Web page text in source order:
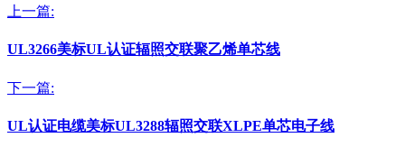
上一篇:
UL3266美标UL认证辐照交联聚乙烯单芯线
下一篇:
UL认证电缆美标UL3288辐照交联XLPE单芯电子线